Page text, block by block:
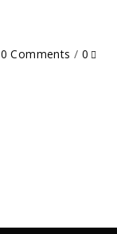
0 Comments 0